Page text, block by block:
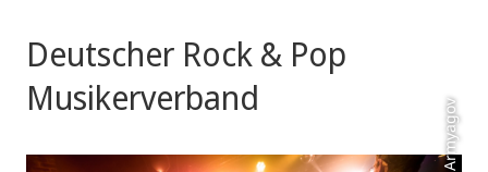
Deutscher Rock & Pop
Musikerverband